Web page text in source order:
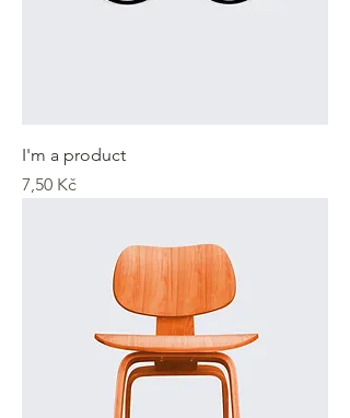
I'm a product
Cena
7,50 Kč